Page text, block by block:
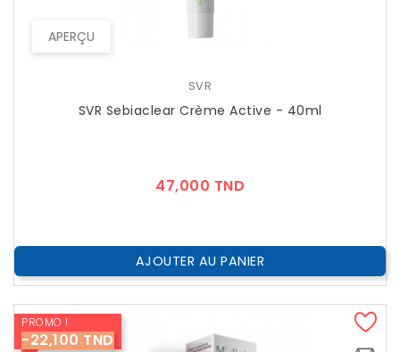
APERÇU
SVR
SVR Sebiaclear Crème Active - 40ml
47,000 TND
AJOUTER AU PANIER
PROMO !
-22,100 TND